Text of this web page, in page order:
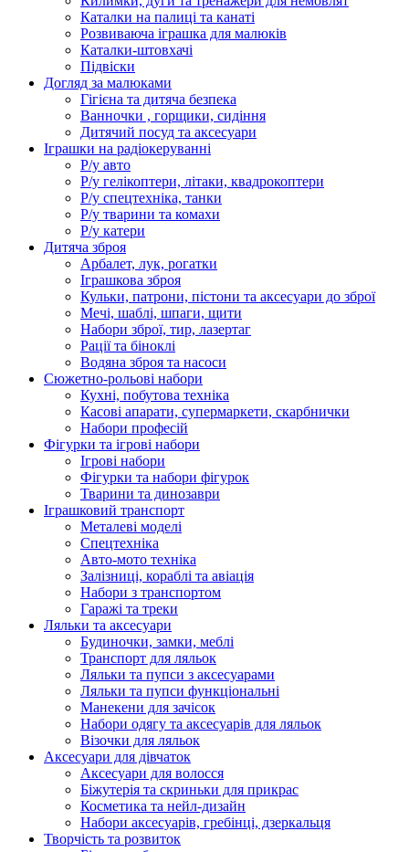
Каталки на палиці та канаті
Розвиваюча іграшка для малюків
Каталки-штовхачі
Підвіски
Догляд за малюками
Гігієна та дитяча безпека
Ванночки , горщики, сидіння
Дитячий посуд та аксесуари
Іграшки на радіокеруванні
Р/у авто
Р/у гелікоптери, літаки, квадрокоптери
Р/у спецтехніка, танки
Р/у тварини та комахи
Р/у катери
Дитяча зброя
Арбалет, лук, рогатки
Іграшкова зброя
Кульки, патрони, пістони та аксесуари до зброї
Мечі, шаблі, шпаги, щити
Набори зброї, тир, лазертаг
Рації та біноклі
Водяна зброя та насоси
Сюжетно-рольові набори
Кухні, побутова техніка
Касові апарати, супермаркети, скарбнички
Набори професій
Фігурки та ігрові набори
Ігрові набори
Фігурки та набори фігурок
Тварини та динозаври
Іграшковий транспорт
Металеві моделі
Спецтехніка
Авто-мото техніка
Залізниці, кораблі та авіація
Набори з транспортом
Гаражі та треки
Ляльки та аксесуари
Будиночки, замки, меблі
Транспорт для ляльок
Ляльки та пупси з аксесуарами
Ляльки та пупси функціональні
Манекени для зачісок
Набори одягу та аксесуарів для ляльок
Візочки для ляльок
Аксесуари для дівчаток
Аксесуари для волосся
Біжутерія та скриньки для прикрас
Косметика та нейл-дизайн
Набори аксесуарів, гребінці, дзеркальця
Творчість та розвиток